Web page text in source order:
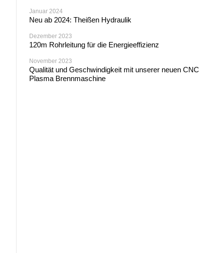
Neu ab 2024: Theißen Hydraulik
Januar 2024
120m Rohrleitung für die Energieeffizienz
Dezember 2023
Qualität und Geschwindigkeit mit unserer neuen CNC
Plasma Brennmaschine
November 2023